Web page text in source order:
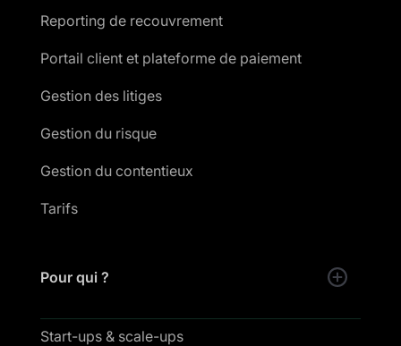
Reporting de recouvrement
Portail client et plateforme de paiement
Gestion des litiges
Gestion du risque
Gestion du contentieux
Tarifs
Pour qui ?
Start-ups & scale-ups